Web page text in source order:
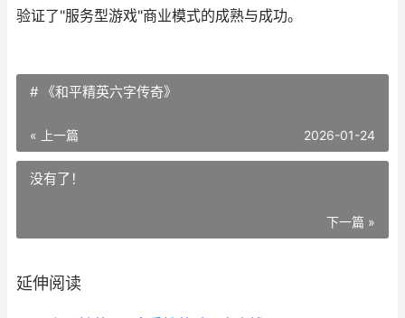
验证了"服务型游戏"商业模式的成熟与成功。
# 《和平精英六字传奇》
« 上一篇 2026-01-24
没有了！
下一篇 »
延伸阅读